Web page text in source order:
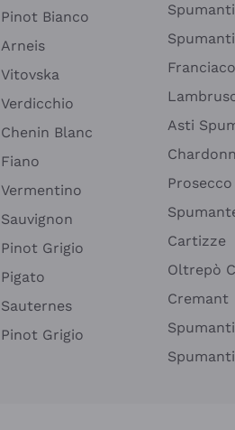
Pinot Bianco
Arneis
Vitovska
Verdicchio
Chenin Blanc
Fiano
Vermentino
Sauvignon
Pinot Grigio
Pigato
Sauternes
Pinot Grigio
Asti
Prosecco
Cartizze
Oltrepò
Cremant